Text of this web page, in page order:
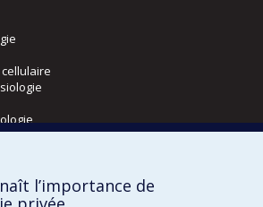
et médecine nucléaire
l’importance de